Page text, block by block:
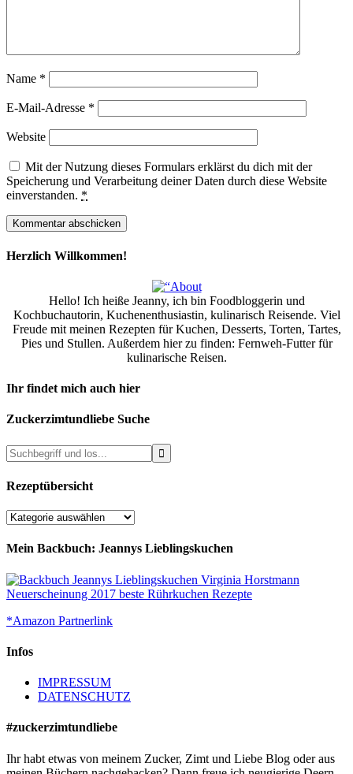
Name *
E-Mail-Adresse *
Website
Mit der Nutzung dieses Formulars erklärst du dich mit der
Speicherung und Verarbeitung deiner Daten durch diese Website
einverstanden. *
Herzlich Willkommen!
Hello! Ich heiße Jeanny, ich bin Foodbloggerin und
Kochbuchautorin, Kuchenenthusiastin, kulinarisch Reisende. Viel
Freude mit meinen Rezepten für Kuchen, Desserts, Torten, Tartes,
Pies und Stullen. Außerdem hier zu finden: Fernweh-Futter für
kulinarische Reisen.
Ihr findet mich auch hier
Zuckerzimtundliebe Suche
Rezeptübersicht
Rezeptübersicht
Mein Backbuch: Jeannys Lieblingskuchen
*Amazon Partnerlink
Infos
IMPRESSUM
DATENSCHUTZ
#zuckerzimtundliebe
Ihr habt etwas von meinem Zucker, Zimt und Liebe Blog oder aus